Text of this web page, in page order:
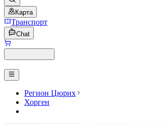
Карта
Транспорт
Chat
Регион Цюрих
Хорген